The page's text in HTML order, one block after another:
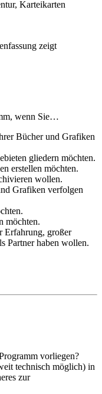
Karteikarten
zeigt
wenn Sie…
Bücher und Grafiken
gliedern möchten.
erstellen möchten.
wollen.
Grafiken verfolgen
möchten.
Erfahrung, großer
Partner haben wollen.
vorliegen?
technisch möglich) in
zur